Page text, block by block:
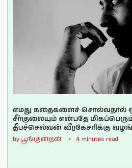
எமது கதைகளைச் சொல்வதால்
சீர்குலையும் என்பதே
தீபச்செல்வன் வீரகேசரிக்கு
by பூங்குன்றன் 4 minutes read